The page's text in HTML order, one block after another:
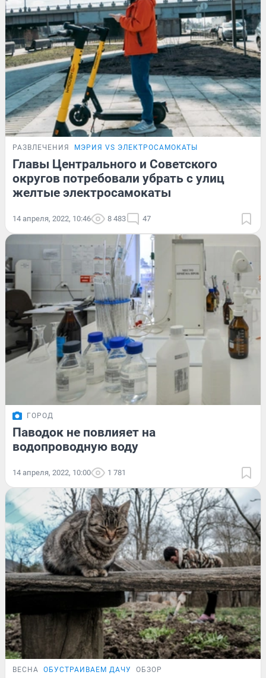
РАЗВЛЕЧЕНИЯ МЭРИЯ VS ЭЛЕКТРОСАМОКАТЫ
Главы Центрального и Советского
округов потребовали убрать с улиц
желтые электросамокаты
14 апреля, 2022, 10:46 8 483 47
ГОРОД
Паводок не повлияет на
водопроводную воду
14 апреля, 2022, 10:00 1 781
ВЕСНА ОБУСТРАИВАЕМ ДАЧУ ОБЗОР